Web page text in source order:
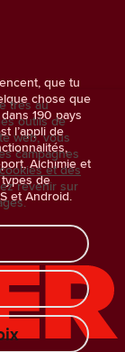
que tu
chose que
190 pays
l’appli de
Alchimie et
de
et Android.
très au
outils de
web, vous
campagnes
et des
revenir sur